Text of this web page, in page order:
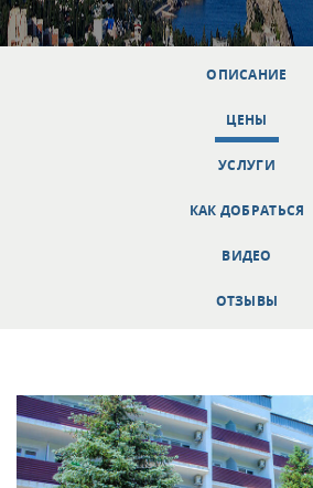
ОПИСАНИЕ
ЦЕНЫ
УСЛУГИ
КАК ДОБРАТЬСЯ
ВИДЕО
ОТЗЫВЫ